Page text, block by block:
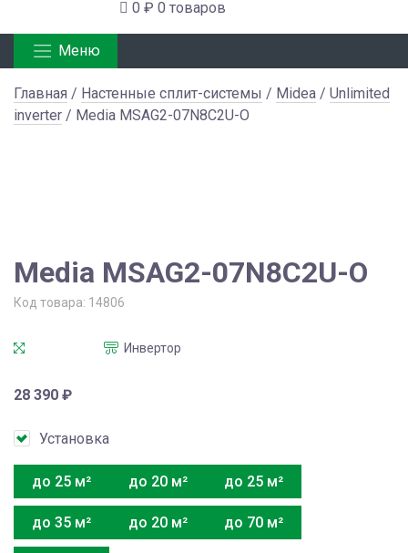
0 ₽ 0 товаров
Меню
Главная / Настенные сплит-системы / Midea / Unlimited
inverter / Media MSAG2-07N8C2U-O
Media MSAG2-07N8C2U-O
Код товара: 14806
Инвертор
28 390 ₽
Установка
до 25 м² до 20 м² до 25 м²
до 35 м² до 20 м² до 70 м²